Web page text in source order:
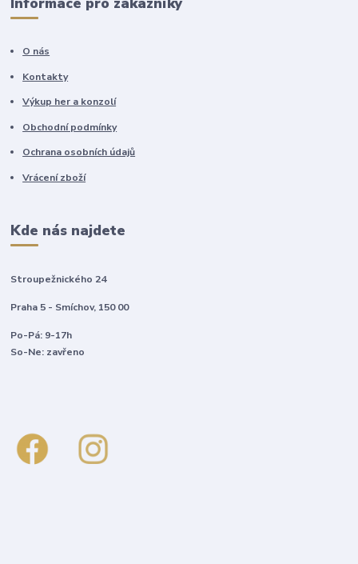
O nás
Kontakty
Výkup her a konzolí
Obchodní podmínky
Ochrana osobních údajů
Vrácení zboží
Kde nás najdete
Stroupežnického 24
Praha 5 - Smíchov, 150 00
Po-Pá: 9-17h
So-Ne: zavřeno